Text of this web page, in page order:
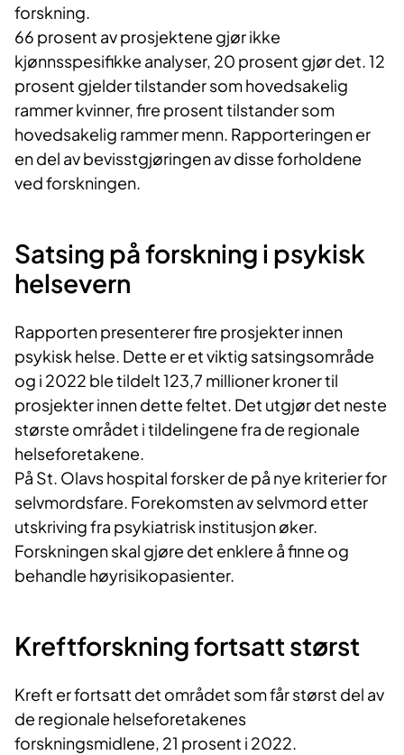
forskning.
66 prosent av prosjektene gjør ikke
kjønnsspesifikke analyser, 20 prosent gjør det. 12
prosent gjelder tilstander som hovedsakelig
rammer kvinner, fire prosent tilstander som
hovedsakelig rammer menn. Rapporteringen er
en del av bevisstgjøringen av disse forholdene
ved forskningen.
Satsing på forskn​​ing i psykisk
helsevern
Rapporten presenterer fire prosjekter innen
psykisk helse. Dette er et viktig satsingsområde
og i 2022 ble tildelt 123,7 millioner kroner til
prosjekter innen dette feltet. Det utgjør det neste
største området i tildelingene fra de regionale
helseforetakene.
På St. Olavs hospital forsker de på nye kriterier for
selvmordsfare. Forekomsten av selvmord etter
utskriving fra psykiatrisk institusjon øker.
Forskningen skal gjøre det enklere å finne og
behandle høyrisikopasienter.
Kreftforskning for​​tsatt størst
Kreft er fortsatt det området som får størst del av
de regionale helseforetakenes
forskningsmidlene, 21 prosent i 2022.